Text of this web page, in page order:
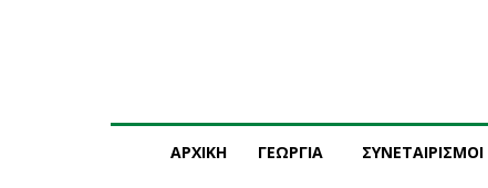
ΑΡΧΙΚΗ ΓΕΩΡΓΙΑ ΣΥΝΕΤΑΙΡΙΣΜΟΙ